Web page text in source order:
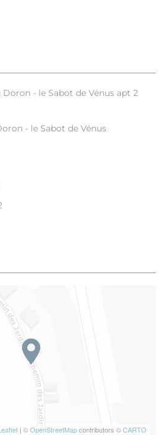
Doron - le Sabot de Vénus apt 2
- le Sabot de Vénus
| ©OpenStreetMapcontributors ©CARTO